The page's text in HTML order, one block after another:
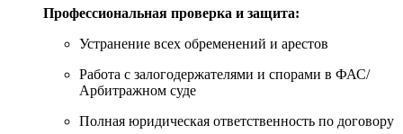
Профессиональная проверка и защита:
Устранение всех обременений и арестов
Работа с залогодержателями и спорами в ФАС/
Арбитражном суде
Полная юридическая ответственность по договору